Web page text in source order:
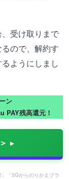
受け取りまで
ので、解約す
ようにしまし
ン
PAY残高還元！
「3Gからのりかえプラ